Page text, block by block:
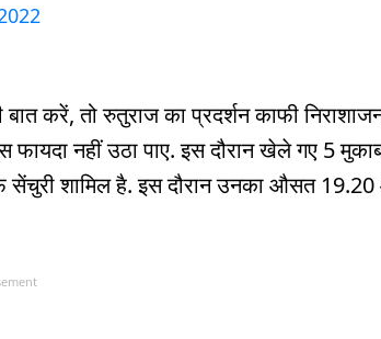
करें, तो रुतुराज का प्रदर्शन काफी
फायदा नहीं उठा पाए. इस दौरान खेले गए 5
शामिल है. इस दौरान उनका औसत